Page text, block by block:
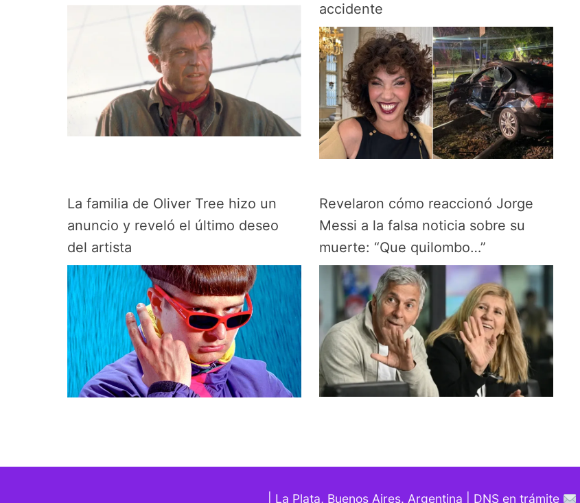
accidente
La familia de Oliver Tree hizo un
anuncio y reveló el último deseo
del artista
Revelaron cómo reaccionó Jorge
Messi a la falsa noticia sobre su
muerte: “Que quilombo…”
| La Plata, Buenos Aires. Argentina | DNS en trámite